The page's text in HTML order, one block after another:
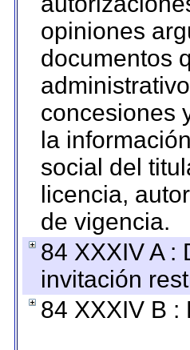
opiniones
documentos
concesiones
la
social del
licencia,
de vigencia.
84 XXXIV A :
invitación
84 XXXIV B :